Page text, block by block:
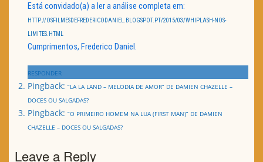
Está convidado(a) a ler a análise completa em:
HTTP://OSFILMESDEFREDERICODANIEL.BLOGSPOT.PT/2015/03/WHIPLASH-NOS-
LIMITES.HTML
Cumprimentos, Frederico Daniel.
RESPONDER
Pingback:“LA LA LAND – MELODIA DE AMOR” DE DAMIEN CHAZELLE –
DOCES OU SALGADAS?
Pingback:“O PRIMEIRO HOMEM NA LUA (FIRST MAN)” DE DAMIEN
CHAZELLE – DOCES OU SALGADAS?
Leave a Reply